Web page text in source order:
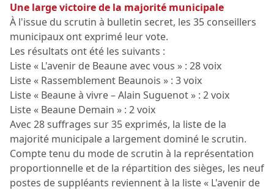
Une large victoire de la majorité municipale
À l'issue du scrutin à bulletin secret, les 35 conseillers
municipaux ont exprimé leur vote.
Les résultats ont été les suivants :
Liste « L'avenir de Beaune avec vous » : 28 voix
Liste « Rassemblement Beaunois » : 3 voix
Liste « Beaune à vivre – Alain Suguenot » : 2 voix
Liste « Beaune Demain » : 2 voix
Avec 28 suffrages sur 35 exprimés, la liste de la
majorité municipale a largement dominé le scrutin.
Compte tenu du mode de scrutin à la représentation
proportionnelle et de la répartition des sièges, les neuf
postes de suppléants reviennent à la liste « L'avenir de